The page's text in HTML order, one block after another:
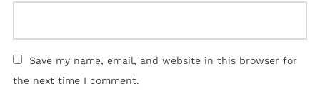
Save my name, email, and website in this browser for
the next time I comment.